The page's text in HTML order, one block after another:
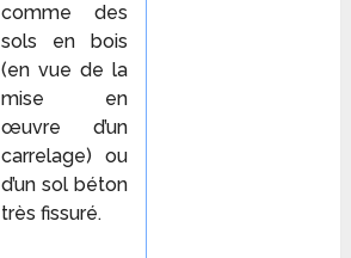
comme des
sols en bois
(en vue de la
mise en
œuvre d’un
carrelage) ou
d’un sol béton
très fissuré.